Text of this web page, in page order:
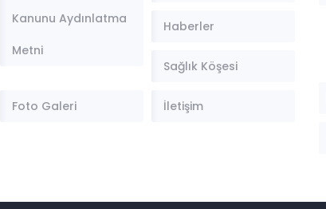
Kanunu Aydınlatma
Metni
Haberler
Sağlık Köşesi
Foto Galeri İletişim